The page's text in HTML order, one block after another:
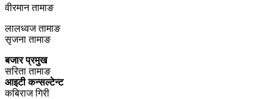
वीरमान तामाङ
लालध्वज तामाङ
सृजना तामाङ
बजार प्रमुख
सरिता तामाङ
आइटी कन्सल्टेन्ट
कबिराज गिरी